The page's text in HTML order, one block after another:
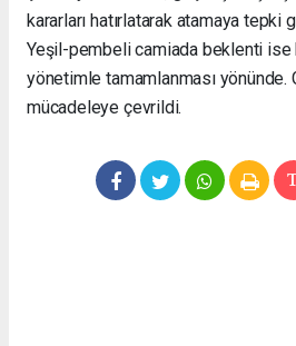
kararları hatırlatarak atamaya tepki
Yeşil-pembeli camiada beklenti ise
yönetimle tamamlanması
mücadeleye çevrildi.